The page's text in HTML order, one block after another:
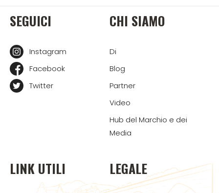
SEGUICI
Instagram
Facebook
Twitter
CHI SIAMO
Di
Blog
Partner
Video
Hub del Marchio e dei
Media
LINK UTILI LEGALE